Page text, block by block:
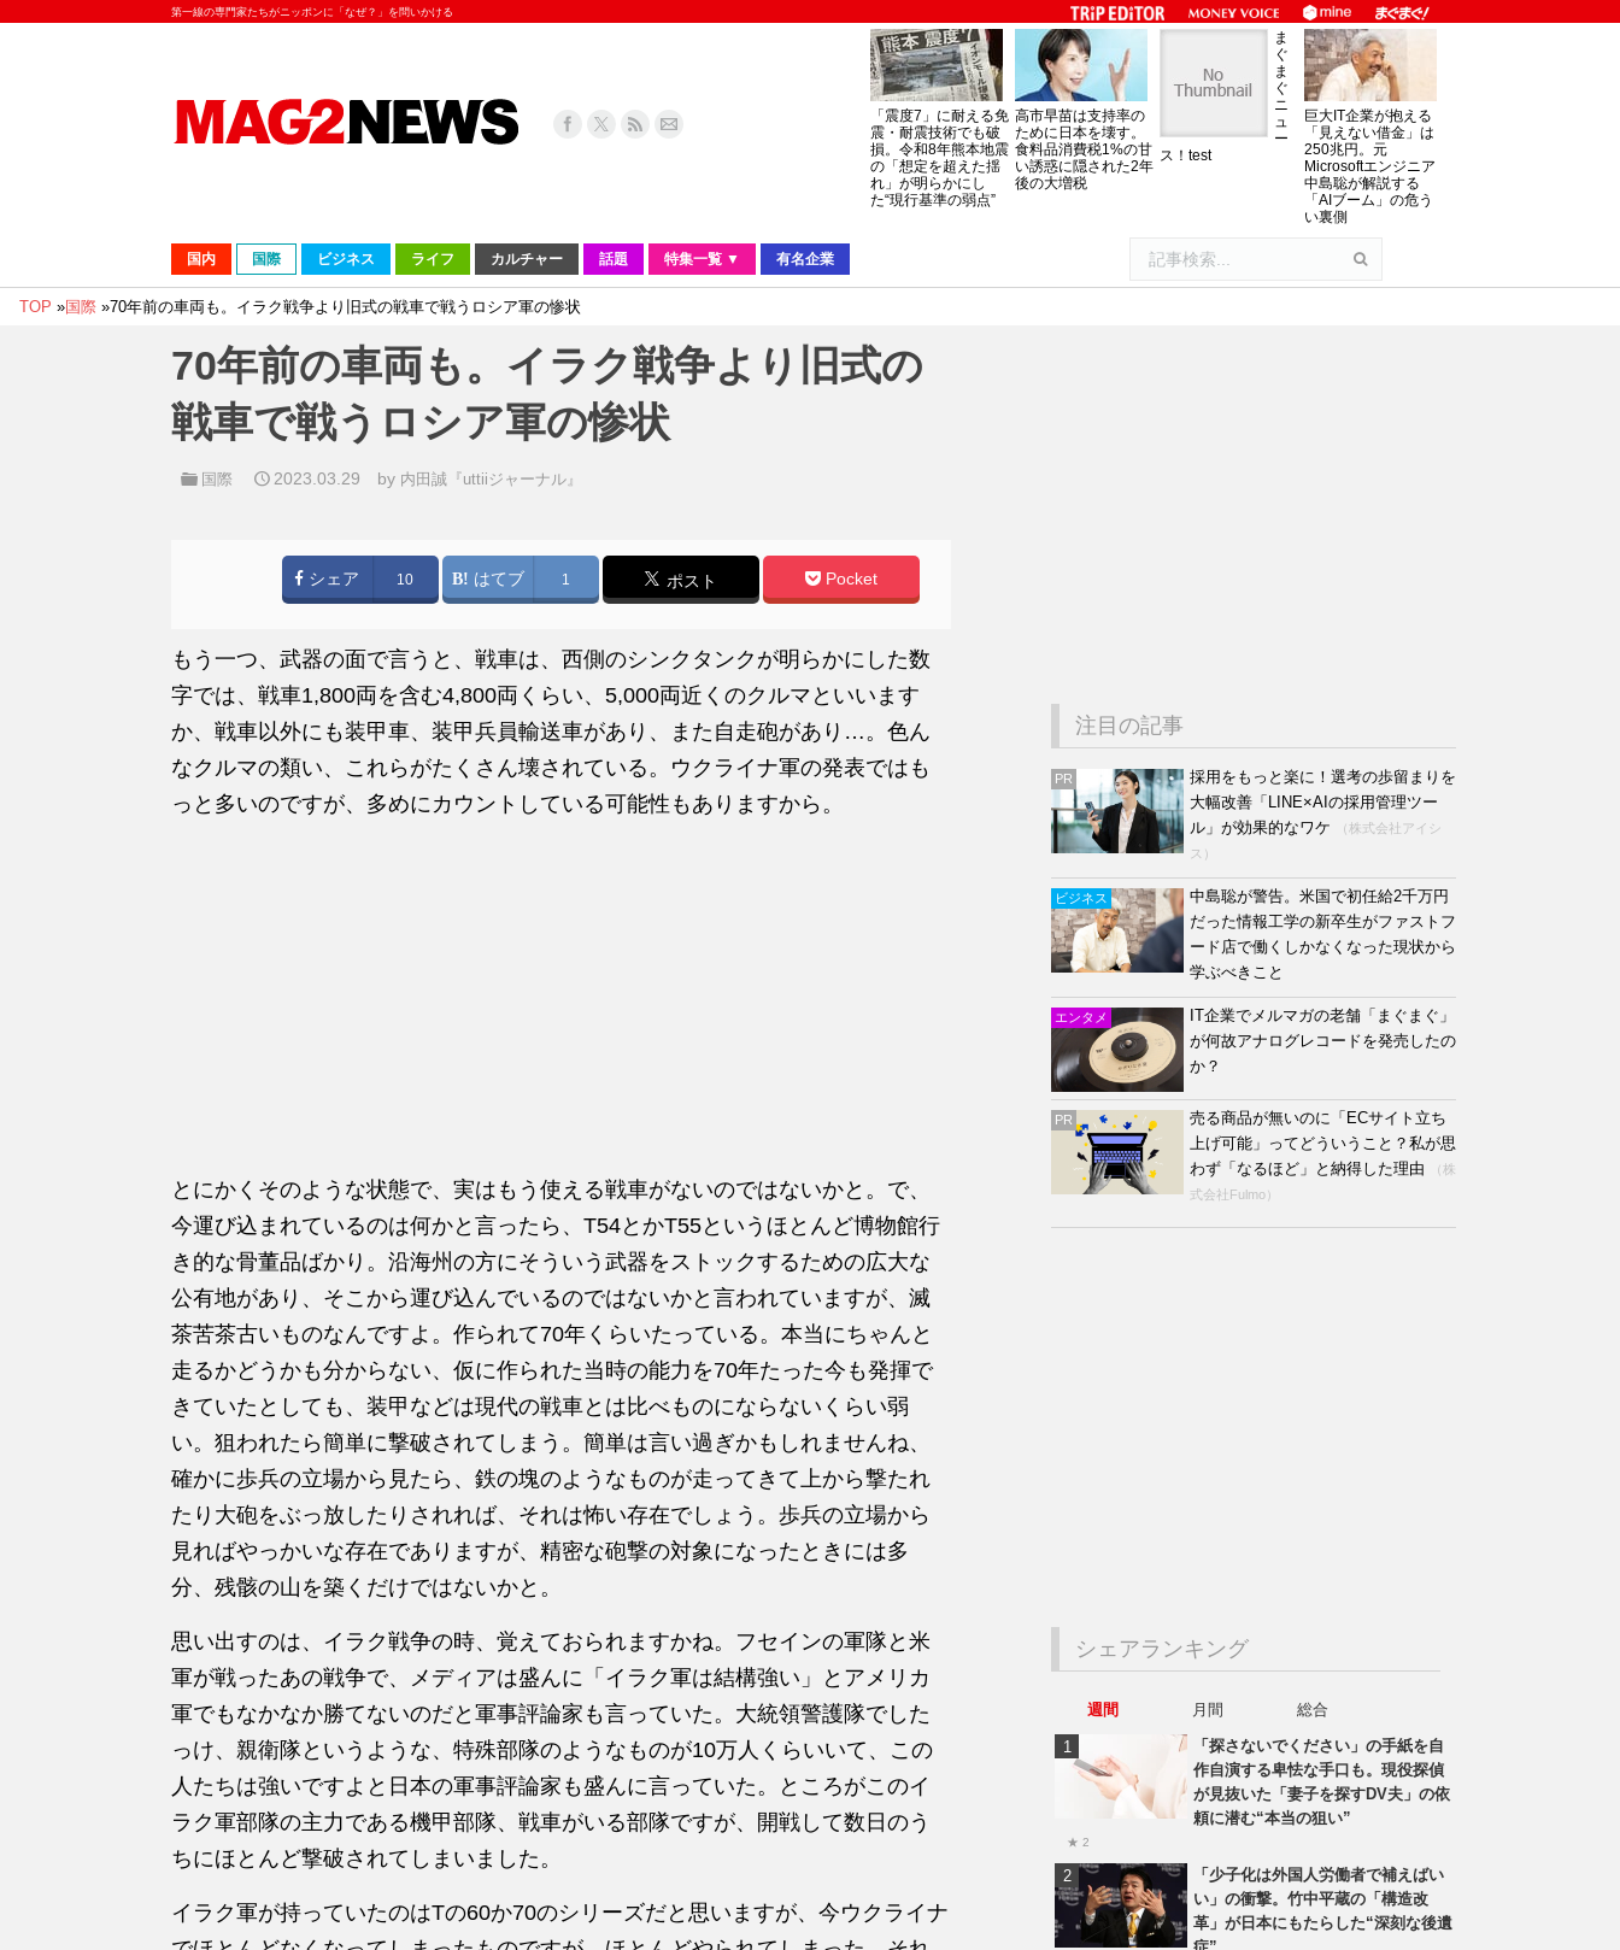
第一線の専門家たちがニッポンに「なぜ？」を問いかける
「震度7」に耐える免
震・耐震技術でも破
損。令和8年熊本地震
の「想定を超えた揺
れ」が明らかにし
た“現行基準の弱点”
高市早苗は支持率の
ために日本を壊す。
食料品消費税1%の甘
い誘惑に隠された2年
後の大増税
ま
ぐ
ま
ぐ
ニ
ュ
ー
ス！test
巨大IT企業が抱える
「見えない借金」は
250兆円。元
Microsoftエンジニア
中島聡が解説する
「AIブーム」の危う
い裏側
国内 国際 ビジネス ライフ カルチャー 話題 特集一覧 ▼ 有名企業
TOP »国際 »70年前の車両も。イラク戦争より旧式の戦車で戦うロシア軍の惨状
70年前の車両も。イラク戦争より旧式の
戦車で戦うロシア軍の惨状
国際 2023.03.29 by 内田誠『uttiiジャーナル』
シェア 10 はてブ 1 ポスト Pocket
もう一つ、武器の面で言うと、戦車は、西側のシンクタンクが明らかにした数
字では、戦車1,800両を含む4,800両くらい、5,000両近くのクルマといいます
か、戦車以外にも装甲車、装甲兵員輸送車があり、また自走砲があり…。色ん
なクルマの類い、これらがたくさん壊されている。ウクライナ軍の発表ではも
っと多いのですが、多めにカウントしている可能性もありますから。
とにかくそのような状態で、実はもう使える戦車がないのではないかと。で、
今運び込まれているのは何かと言ったら、T54とかT55というほとんど博物館行
き的な骨董品ばかり。沿海州の方にそういう武器をストックするための広大な
公有地があり、そこから運び込んでいるのではないかと言われていますが、滅
茶苦茶古いものなんですよ。作られて70年くらいたっている。本当にちゃんと
走るかどうかも分からない、仮に作られた当時の能力を70年たった今も発揮で
きていたとしても、装甲などは現代の戦車とは比べものにならないくらい弱
い。狙われたら簡単に撃破されてしまう。簡単は言い過ぎかもしれませんね、
確かに歩兵の立場から見たら、鉄の塊のようなものが走ってきて上から撃たれ
たり大砲をぶっ放したりされれば、それは怖い存在でしょう。歩兵の立場から
見ればやっかいな存在でありますが、精密な砲撃の対象になったときには多
分、残骸の山を築くだけではないかと。
思い出すのは、イラク戦争の時、覚えておられますかね。フセインの軍隊と米
軍が戦ったあの戦争で、メディアは盛んに「イラク軍は結構強い」とアメリカ
軍でもなかなか勝てないのだと軍事評論家も言っていた。大統領警護隊でした
っけ、親衛隊というような、特殊部隊のようなものが10万人くらいいて、この
人たちは強いですよと日本の軍事評論家も盛んに言っていた。ところがこのイ
ラク軍部隊の主力である機甲部隊、戦車がいる部隊ですが、開戦して数日のう
ちにほとんど撃破されてしまいました。
イラク軍が持っていたのはTの60か70のシリーズだと思いますが、今ウクライナ
注目の記事
PR
採用をもっと楽に！選考の歩留まりを
大幅改善「LINE×AIの採用管理ツー
ル」が効果的なワケ
（株式会社アイシ
ス）
ビジネス
中島聡が警告。米国で初任給2千万円
だった情報工学の新卒生がファストフ
ード店で働くしかなくなった現状から
学ぶべきこと
エンタメ
IT企業でメルマガの老舗「まぐまぐ」
が何故アナログレコードを発売したの
か？
PR
売る商品が無いのに「ECサイト立ち
上げ可能」ってどういうこと？私が思
わず「なるほど」と納得した理由
（株
式会社Fulmo）
シェアランキング
週間 月間
総合
「探さないでください」の手紙を自
作自演する卑怯な手口も。現役探偵
が見抜いた「妻子を探すDV夫」の依
頼に潜む“本当の狙い”
★ 2
「少子化は外国人労働者で補えばい
い」の衝撃。竹中平蔵の「構造改
革」が日本にもたらした“深刻な後遺